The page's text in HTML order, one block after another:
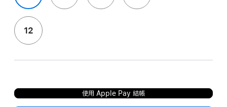
12
使用 Apple Pay 結帳